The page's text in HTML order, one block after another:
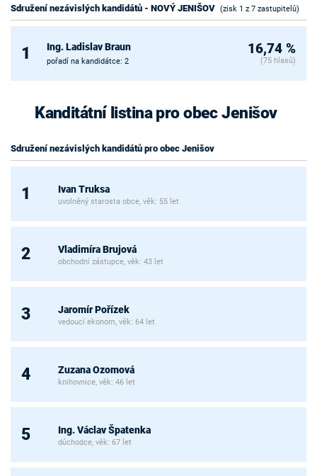
Sdružení nezávislých kandidátů - NOVÝ JENIŠOV (zisk 1 z 7 zastupitelů)
1 Ing. Ladislav Braun
pořadí na kandidátce: 2
16,74 %
(75 hlasů)
Kanditátní listina pro obec Jenišov
Sdružení nezávislých kandidátů pro obec Jenišov
1 Ivan Truksa
uvolněný starosta obce, věk: 55 let
2 Vladimíra Brujová
obchodní zástupce, věk: 43 let
3 Jaromír Pořízek
vedoucí ekonom, věk: 64 let
4 Zuzana Ozomová
knihovnice, věk: 46 let
5 Ing. Václav Špatenka
důchodce, věk: 67 let